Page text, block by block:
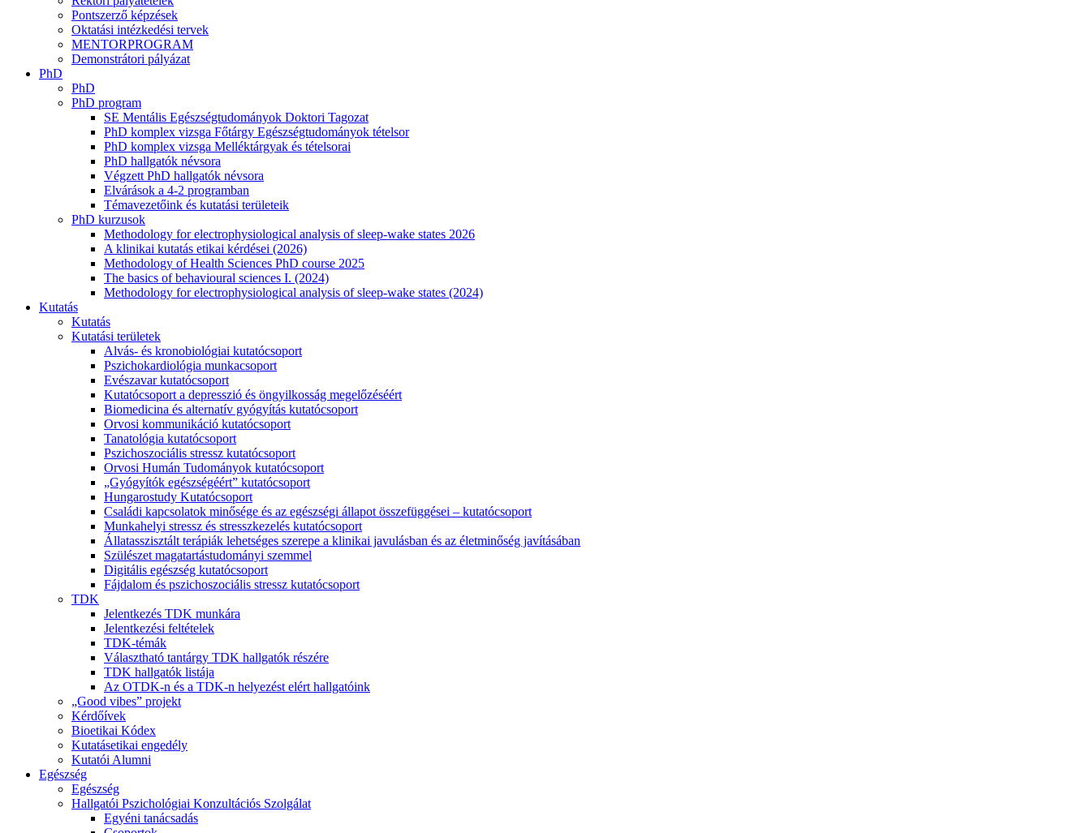
Pontszerző képzések
Oktatási intézkedési tervek
MENTORPROGRAM
Demonstrátori pályázat
PhD
PhD
PhD program
SE Mentális Egészségtudományok Doktori Tagozat
PhD komplex vizsga Főtárgy Egészségtudományok tételsor
PhD komplex vizsga Melléktárgyak és tételsorai
PhD hallgatók névsora
Végzett PhD hallgatók névsora
Elvárások a 4-2 programban
Témavezetőink és kutatási területeik
PhD kurzusok
Methodology for electrophysiological analysis of sleep-wake states 2026
A klinikai kutatás etikai kérdései (2026)
Methodology of Health Sciences PhD course 2025
The basics of behavioural sciences I. (2024)
Methodology for electrophysiological analysis of sleep-wake states (2024)
Kutatás
Kutatás
Kutatási területek
Alvás- és kronobiológiai kutatócsoport
Pszichokardiológia munkacsoport
Evészavar kutatócsoport
Kutatócsoport a depresszió és öngyilkosság megelőzéséért
Biomedicina és alternatív gyógyítás kutatócsoport
Orvosi kommunikáció kutatócsoport
Tanatológia kutatócsoport
Pszichoszociális stressz kutatócsoport
Orvosi Humán Tudományok kutatócsoport
„Gyógyítók egészségéért” kutatócsoport
Hungarostudy Kutatócsoport
Családi kapcsolatok minősége és az egészségi állapot összefüggései – kutatócsoport
Munkahelyi stressz és stresszkezelés kutatócsoport
Állatasszisztált terápiák lehetséges szerepe a klinikai javulásban és az életminőség javításában
Szülészet magatartástudományi szemmel
Digitális egészség kutatócsoport
Fájdalom és pszichoszociális stressz kutatócsoport
TDK
Jelentkezés TDK munkára
Jelentkezési feltételek
TDK-témák
Választható tantárgy TDK hallgatók részére
TDK hallgatók listája
Az OTDK-n és a TDK-n helyezést elért hallgatóink
„Good vibes” projekt
Kérdőívek
Bioetikai Kódex
Kutatásetikai engedély
Kutatói Alumni
Egészség
Egészség
Hallgatói Pszichológiai Konzultációs Szolgálat
Egyéni tanácsadás